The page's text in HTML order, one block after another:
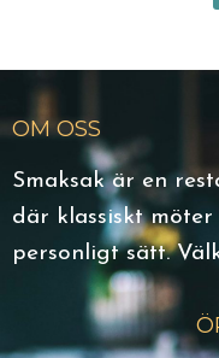
OM OSS
Smaksak är en
där klassiskt
personligt sätt.